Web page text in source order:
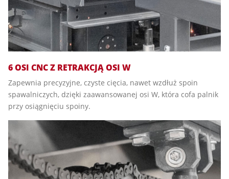
6 OSI CNC Z RETRAKCJĄ OSI W
Zapewnia precyzyjne, czyste cięcia, nawet wzdłuż spoin
spawalniczych, dzięki zaawansowanej osi W, która cofa palnik
przy osiągnięciu spoiny.